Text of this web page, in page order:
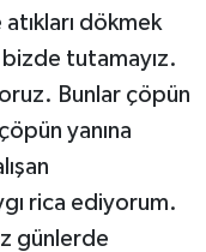
dökmek
tutamayız.
Bunlar çöpün
yanına
rica ediyorum.
günlerde